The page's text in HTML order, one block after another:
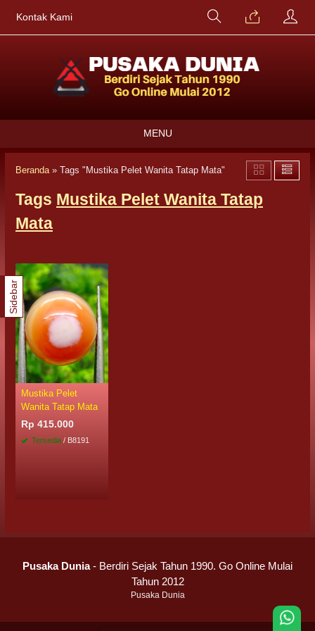
Kontak Kami
MENU
Beranda» Tags "Mustika Pelet Wanita Tatap Mata"
Tags Mustika Pelet Wanita Tatap
Mata
Mustika Pelet
Wanita Tatap Mata
Rp 415.000
Tersedia / B8191
Sidebar
Pusaka Dunia- Berdiri Sejak Tahun 1990. Go Online Mulai
Tahun 2012
Pusaka Dunia